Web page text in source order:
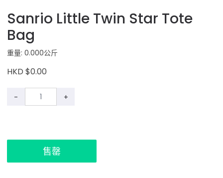
Sanrio Little Twin Star Tote
Bag
重量: 0.000公斤
HKD $0.00
- +
售罄